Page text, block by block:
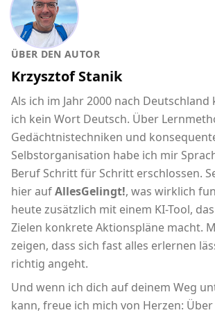
ÜBER DEN AUTOR
Krzysztof Stanik
Als ich im Jahr 2000 nach Deutschland
ich kein Wort Deutsch. Über
Gedächtnistechniken und
Selbstorganisation habe ich mir
Beruf Schritt für Schritt erschlossen.
hier aufAllesGelingt!, was wirklich
heute zusätzlich mit einem KI-Tool,
Zielen konkrete Aktionspläne macht.
zeigen, dass sich fast alles erlernen
richtig angeht.
Und wenn ich dich auf deinem Weg
kann, freue ich mich von Herzen: